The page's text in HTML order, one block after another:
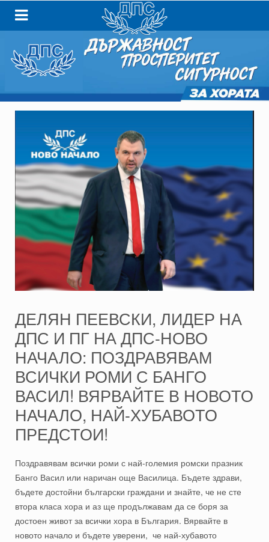
ДЕЛЯН ПЕЕВСКИ, ЛИДЕР НА
ДПС И ПГ НА ДПС-НОВО
НАЧАЛО: ПОЗДРАВЯВАМ
ВСИЧКИ РОМИ С БАНГО
ВАСИЛ! ВЯРВАЙТЕ В НОВОТО
НАЧАЛО, НАЙ-ХУБАВОТО
ПРЕДСТОИ!
Поздравявам всички роми с най-големия ромски празник
Банго Васил или наричан още Василица. Бъдете здрави,
бъдете достойни български граждани и знайте, че не сте
втора класа хора и аз ще продължавам да се боря за
достоен живот за всички хора в България. Вярвайте в
новото начало и бъдете уверени, че най-хубавото